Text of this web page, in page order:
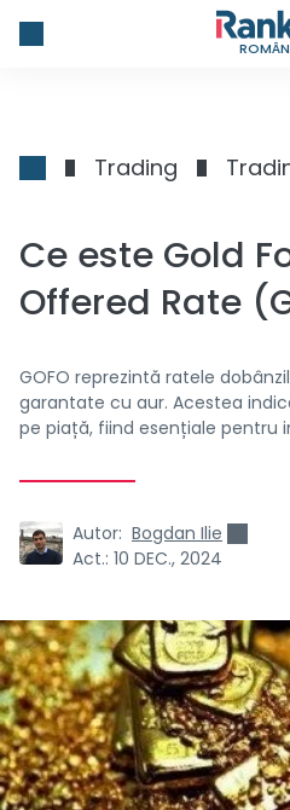
Trading
Ce este Gold
Offered Rate
GOFO reprezintă ratele
garantate cu aur. Acestea
pe piață, fiind esențiale pentru
Autor: Bogdan Ilie
Act.: 10 DEC., 2024